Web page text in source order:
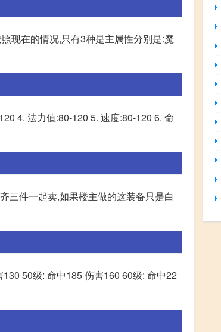
现在的情况,只有3种是主属性分别是:魔
4. 法力值:80-120 5. 速度:80-120 6. 命
三件一起卖,如果楼主做的这装备只是白
50级: 命中185 伤害160 60级: 命中22